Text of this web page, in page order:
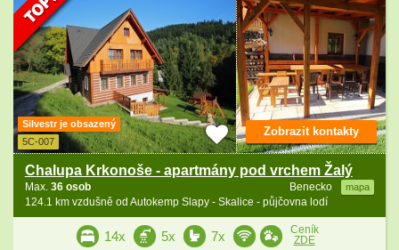
Silvestr je obsazený
5C-007
Chalupa Krkonoše - apartmány pod vrchem Žalý
Benecko mapa
Max. 36 osob
124.1 km vzdušně od Autokemp Slapy - Skalice - půjčovna lodí
Zobrazit kontakty
14x 5x 7x
Ceník
ZDE